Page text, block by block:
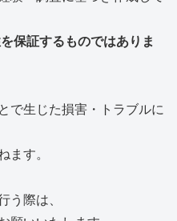
保証するものではありま
で生じた損害・トラブルに
ます。
う際は、